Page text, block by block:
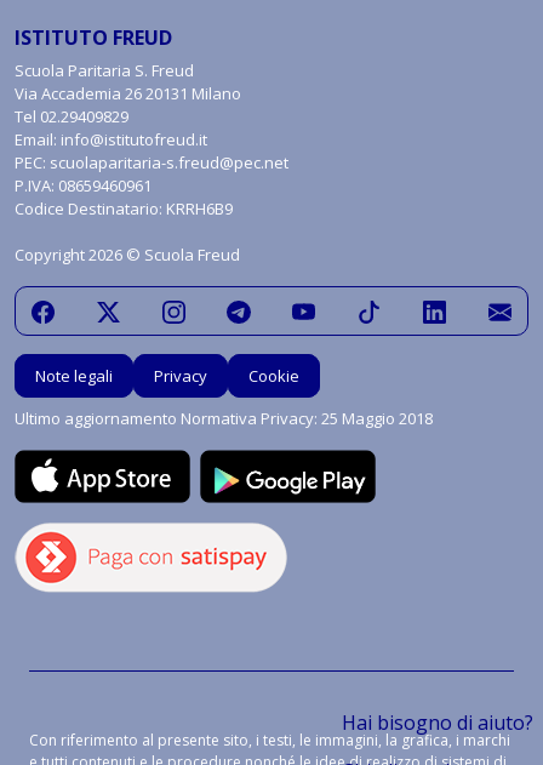
Hai bisogno di aiuto?
ISTITUTO FREUD
Scuola Paritaria S. Freud
Via Accademia 26 20131 Milano
Tel 02.29409829
Email: info@istitutofreud.it
PEC: scuolaparitaria-s.freud@pec.net
P.IVA: 08659460961
Codice Destinatario: KRRH6B9
Copyright 2026 © Scuola Freud
Note legali Privacy
Cookie
Ultimo aggiornamento Normativa Privacy: 25 Maggio 2018
Con riferimento al presente sito, i testi, le immagini, la grafica, i marchi